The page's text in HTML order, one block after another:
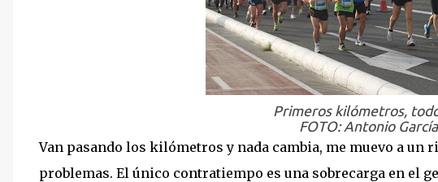
Primeros kilómetros,
FOTO: Antonio García
Van pasando los kilómetros y nada cambia, me muevo a
problemas. El único contratiempo es una sobrecarga en el